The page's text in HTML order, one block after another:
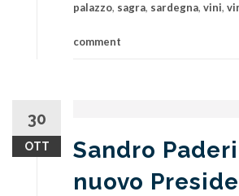
palazzo, sagra, sardegna, vini,
comment
30
OTT
Sandro
nuovo